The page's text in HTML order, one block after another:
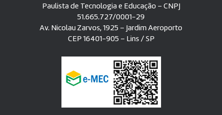
Paulista de Tecnologia e Educação – CNPJ
51.665.727/0001-29
Av. Nicolau Zarvos, 1925 – Jardim Aeroporto
CEP 16401-905 – Lins / SP